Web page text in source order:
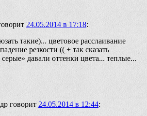
24.05.2014 в 17:18:
такие)... цветовое расслаивание
резкости (( + так сказать
давали оттенки цвета... теплые...
говорит 24.05.2014 в 12:44: